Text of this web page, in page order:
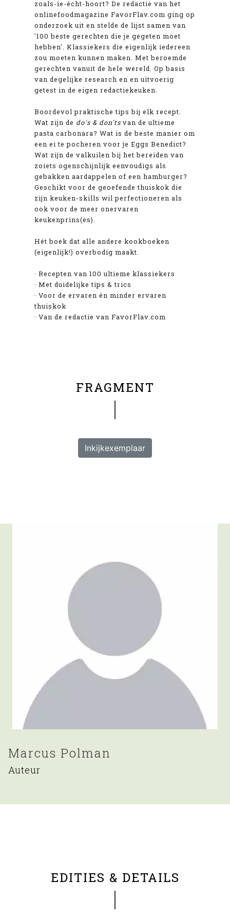
zoals-ie-écht-hoort? De redactie van het
onlinefoodmagazine FavorFlav.com ging op
onderzoek uit en stelde de lijst samen van
'100 beste gerechten die je gegeten moet
hebben'. Klassiekers die eigenlijk iedereen
zou moeten kunnen maken. Met beroemde
gerechten vanuit de hele wereld. Op basis
van degelijke research en en uitvoerig
getest in de eigen redactiekeuken.
Boordevol praktische tips bij elk recept.
Wat zijn de do's & don'ts van de ultieme
pasta carbonara? Wat is de beste manier om
een ei te pocheren voor je Eggs Benedict?
Wat zijn de valkuilen bij het bereiden van
zoiets ogenschijnlijk eenvoudigs als
gebakken aardappelen of een hamburger?
Geschikt voor de geoefende thuiskok die
zijn keuken-skills wil perfectioneren als
ook voor de meer onervaren
keukenprins(es).
Hét boek dat alle andere kookboeken
(eigenlijk!) overbodig maakt.
· Recepten van 100 ultieme klassiekers
· Met duidelijke tips & trics
· Voor de ervaren én minder ervaren
thuiskok
· Van de redactie van FavorFlav.com
FRAGMENT
Inkijkexemplaar
Marcus Polman
Auteur
EDITIES & DETAILS